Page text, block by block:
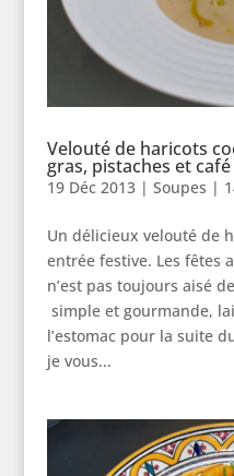
Velouté de haricots
gras, pistaches et café
19 Déc 2013| Soupes |
Un délicieux velouté de
entrée festive. Les fêtes
n’est pas toujours aisé
simple et gourmande,
l’estomac pour la suite
je vous...